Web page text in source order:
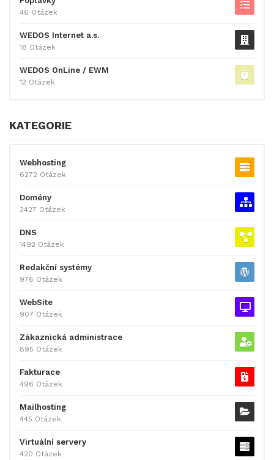
46 Otázek
WEDOS Internet a.s.
18 Otázek
WEDOS OnLine / EWM
12 Otázek
KATEGORIE
Webhosting
6272 Otázek
Domény
3427 Otázek
DNS
1492 Otázek
Redakční systémy
976 Otázek
WebSite
907 Otázek
Zákaznická administrace
895 Otázek
Fakturace
496 Otázek
Mailhosting
445 Otázek
Virtuální servery
420 Otázek